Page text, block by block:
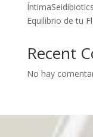
Equilibrio de tu
Recent
No hay